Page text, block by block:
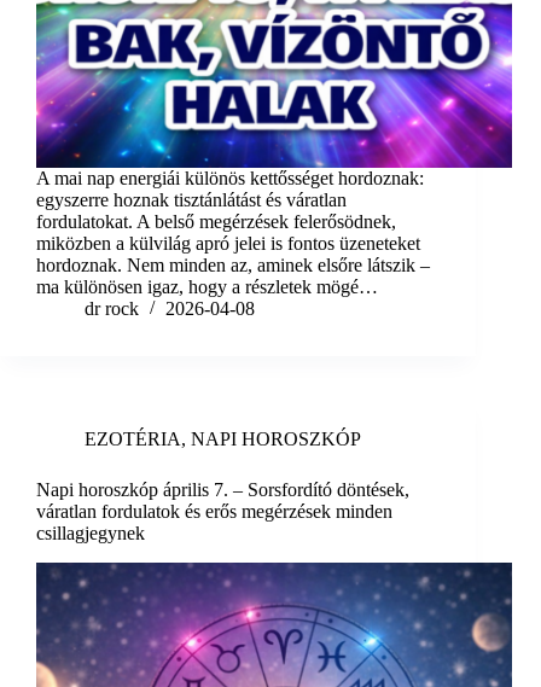
A mai nap energiái különös kettősséget hordoznak:
egyszerre hoznak tisztánlátást és váratlan
fordulatokat. A belső megérzések felerősödnek,
miközben a külvilág apró jelei is fontos üzeneteket
hordoznak. Nem minden az, aminek elsőre látszik –
ma különösen igaz, hogy a részletek mögé…
dr rock
2026-04-08
EZOTÉRIA, NAPI HOROSZKÓP
Napi horoszkóp április 7. – Sorsfordító döntések,
váratlan fordulatok és erős megérzések minden
csillagjegynek